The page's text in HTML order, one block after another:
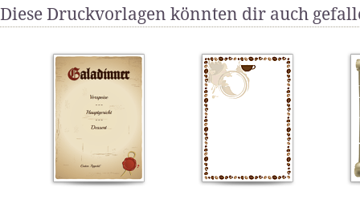
Diese Druckvorlagen könnten dir auch